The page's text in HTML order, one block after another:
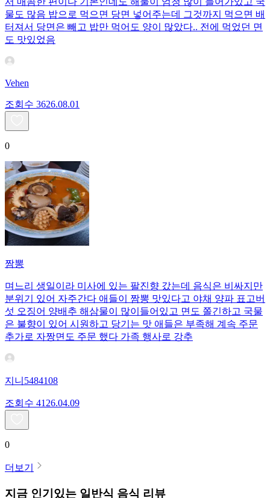
물도 많음 밥으로 먹으면 당면 넣어주는데 그것까지 먹으면 배
터져서 당면은 빼고 밥만 먹어도 양이 많았다.. 전에 먹었던 면
도 맛있었음
Vehen
조회수 3626.08.01
0
짬뽕
며느리 생일이라 미사에 있는 팔진향 갔는데 음식은 비싸지만
분위기 있어 자주간다 애들이 짬뽕 맛있다고 야채 양파 표고버
섯 오징어 양배추 해삼물이 많이들어있고 면도 쫄긴하고 국물
은 불향이 있어 시원하고 당기는 맛 애들은 부족해 계속 주문
추가로 자짱면도 주문 했다 가족 행사로 강추
지니5484108
조회수 41 26.04.09
0
더보기
지금 인기있는 일반식 음식 리뷰